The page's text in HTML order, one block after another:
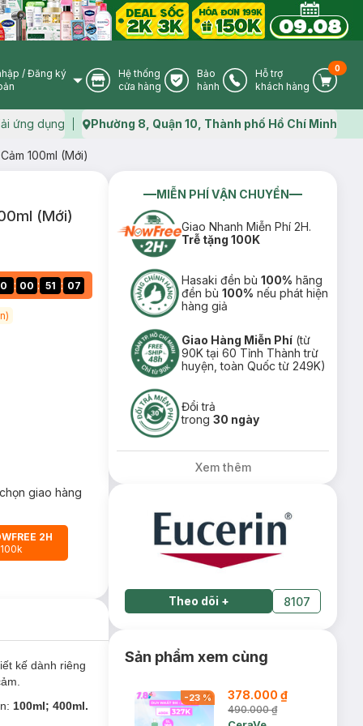
User Icon
/ Đăng ký
Store Icon
Hệ thống
cửa hàng
Warranty Icon
Bảo
hành
Phone Icon
Hỗ trợ
khách hàng
Cart
0
ứng dụng Map icon
Phường 8, Quận 10, Thành phố Hồ Chí Minh
100ml (Mới)
(Mới)
0 : 00 : 51 : 06
giao hàng
2H
kế dành riêng
100ml; 400ml.
MIỄN PHÍ VẬN CHUYỂN
Giao Nhanh Miễn Phí 2H.
Trễ tặng 100K
Hasaki đền bù100% hãng
đền bù100% nếu phát hiện
hàng giả
Giao Hàng Miễn Phí (từ
90K tại 60 Tỉnh Thành trừ
huyện, toàn Quốc từ 249K)
Đổi trả
trong30 ngày
Xem thêm
Theo dõi + 8107
Sản phẩm xem cùng
-23% 378.000 ₫
490.000 ₫